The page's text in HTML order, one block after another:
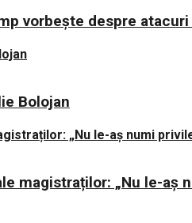
vorbește despre
Bolojan
magistraților: „Nu le-aș